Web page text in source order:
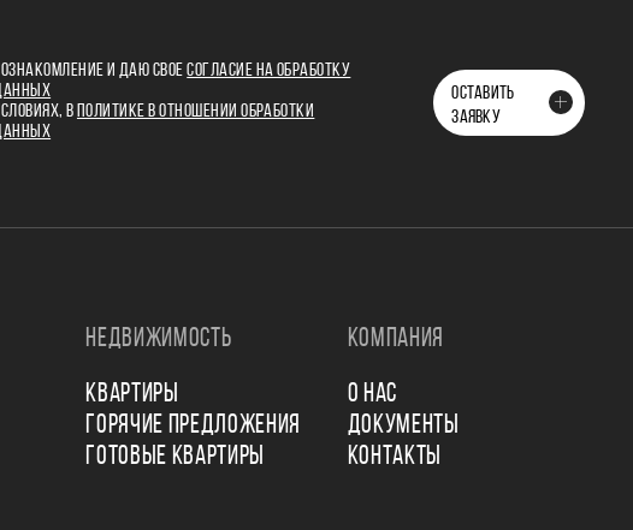
И ДАЮ СВОЕСОГЛАСИЕ НА ОБРАБОТКУ
В
ПОЛИТИКЕ В ОТНОШЕНИИ ОБРАБОТКИ
ОСТАВИТЬ
ЗАЯВКУ
НЕДВИЖИМОСТЬ
КВАРТИРЫ
ГОРЯЧИЕ ПРЕДЛОЖЕНИЯ
ГОТОВЫЕ КВАРТИРЫ
КОМПАНИЯ
О НАС
ДОКУМЕНТЫ
КОНТАКТЫ